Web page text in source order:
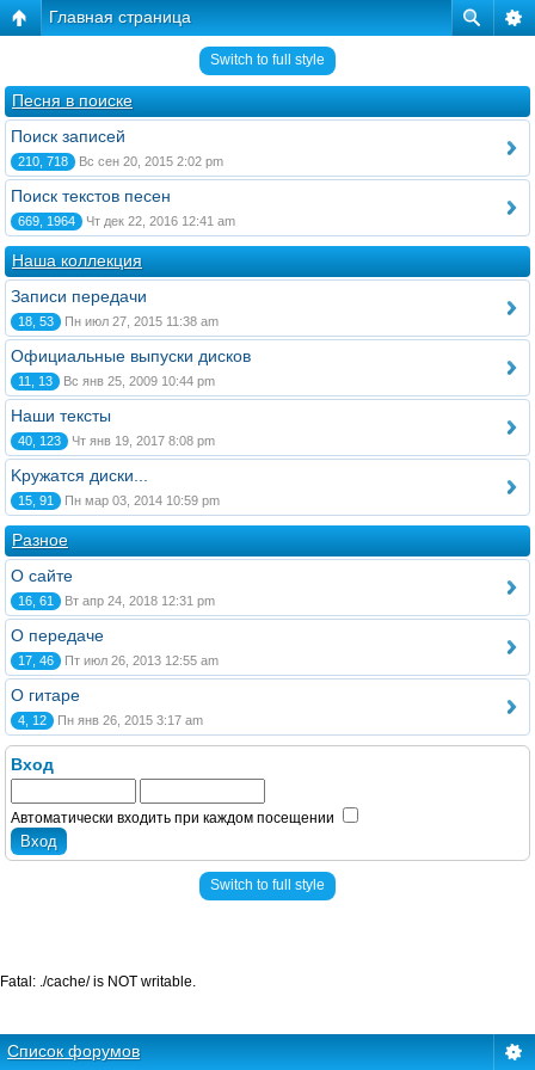
Главная страница
Switch to full style
Песня в поиске
Поиск записей
210, 718 Вс сен 20, 2015 2:02 pm
Поиск текстов песен
669, 1964 Чт дек 22, 2016 12:41 am
Наша коллекция
Записи передачи
18, 53 Пн июл 27, 2015 11:38 am
Официальные выпуски дисков
11, 13 Вс янв 25, 2009 10:44 pm
Наши тексты
40, 123 Чт янв 19, 2017 8:08 pm
Kружатся диски...
15, 91 Пн мар 03, 2014 10:59 pm
Разное
О сайте
16, 61 Вт апр 24, 2018 12:31 pm
О передаче
17, 46 Пт июл 26, 2013 12:55 am
О гитаре
4, 12 Пн янв 26, 2015 3:17 am
Вход
Автоматически входить при каждом посещении
Switch to full style
Список форумов
Fatal: ./cache/ is NOT writable.